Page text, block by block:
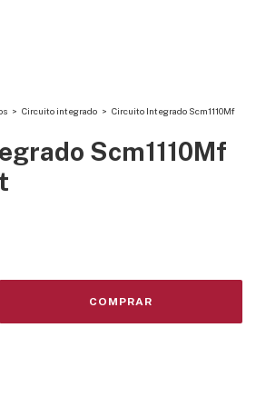
> Circuito integrado > Circuito Integrado Scm1110Mf
Scm1110Mf